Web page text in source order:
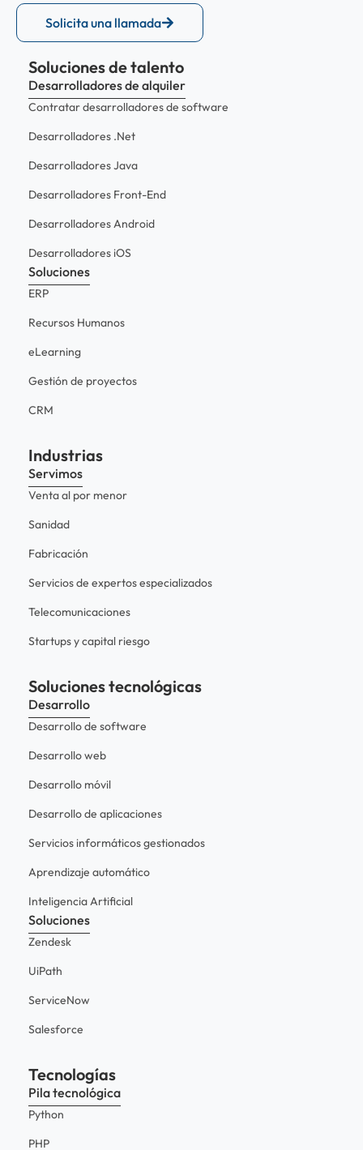
Solicita una llamada
Soluciones de talento
Desarrolladores de alquiler
Contratar desarrolladores de software
Desarrolladores .Net
Desarrolladores Java
Desarrolladores Front-End
Desarrolladores Android
Desarrolladores iOS
Soluciones
ERP
Recursos Humanos
eLearning
Gestión de proyectos
CRM
Industrias
Servimos
Venta al por menor
Sanidad
Fabricación
Servicios de expertos especializados
Telecomunicaciones
Startups y capital riesgo
Soluciones tecnológicas
Desarrollo
Desarrollo de software
Desarrollo web
Desarrollo móvil
Desarrollo de aplicaciones
Servicios informáticos gestionados
Aprendizaje automático
Inteligencia Artificial
Soluciones
Zendesk
UiPath
ServiceNow
Salesforce
Tecnologías
Pila tecnológica
Python
PHP